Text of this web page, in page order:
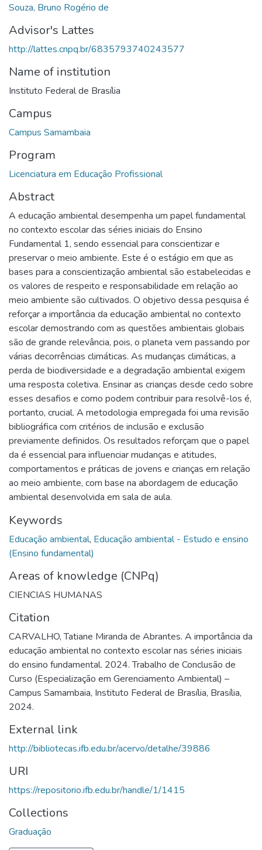
Souza, Bruno Rogério de
Advisor's Lattes
http://lattes.cnpq.br/6835793740243577
Name of institution
Instituto Federal de Brasília
Campus
Campus Samambaia
Program
Licenciatura em Educação Profissional
Abstract
A educação ambiental desempenha um papel fundamental
no contexto escolar das séries iniciais do Ensino
Fundamental 1, sendo essencial para conscientizar e
preservar o meio ambiente. Este é o estágio em que as
bases para a conscientização ambiental são estabelecidas e
os valores de respeito e responsabilidade em relação ao
meio ambiente são cultivados. O objetivo dessa pesquisa é
reforçar a importância da educação ambiental no contexto
escolar demostrando com as questões ambientais globais
são de grande relevância, pois, o planeta vem passando por
várias decorrências climáticas. As mudanças climáticas, a
perda de biodiversidade e a degradação ambiental exigem
uma resposta coletiva. Ensinar as crianças desde cedo sobre
esses desafios e como podem contribuir para resolvê-los é,
portanto, crucial. A metodologia empregada foi uma revisão
bibliográfica com critérios de inclusão e exclusão
previamente definidos. Os resultados reforçam que o papel
da é essencial para influenciar mudanças e atitudes,
comportamentos e práticas de jovens e crianças em relação
ao meio ambiente, com base na abordagem de educação
ambiental desenvolvida em sala de aula.
Keywords
Educação ambiental, Educação ambiental - Estudo e ensino
(Ensino fundamental)
Areas of knowledge (CNPq)
CIENCIAS HUMANAS
Citation
CARVALHO, Tatiane Miranda de Abrantes. A importância da
educação ambiental no contexto escolar nas séries iniciais
do ensino fundamental. 2024. Trabalho de Conclusão de
Curso (Especialização em Gerenciamento Ambiental) –
Campus Samambaia, Instituto Federal de Brasília, Brasília,
2024.
External link
http://bibliotecas.ifb.edu.br/acervo/detalhe/39886
URI
https://repositorio.ifb.edu.br/handle/1/1415
Collections
Graduação